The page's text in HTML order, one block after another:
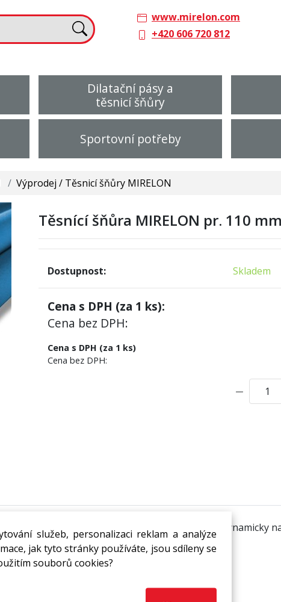
služeb, personalizaci reklam a analýze
jak tyto stránky používáte, jsou sdíleny se
souborů cookies?
www.mirelon.com
+420 606 720 812
Dilatační pásy a
těsnicí šňůry
Sportovní potřeby
/ Výprodej / Těsnicí šňůry MIRELON
Těsnící šňůra MIRELON pr. 110
Dostupnost: Skladem
Cena s DPH (za 1 ks):
Cena bez DPH:
Cena s DPH (za 1 ks)
Cena bez DPH:
spár a prasklin. Dokonale utěsní dynamicky